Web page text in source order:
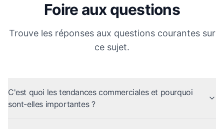
Foire aux questions
Trouve les réponses aux questions courantes sur
ce sujet.
C'est quoi les tendances commerciales et pourquoi
sont-elles importantes ?